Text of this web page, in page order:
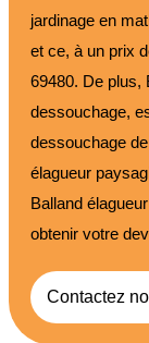
jardinage en
et ce, à un prix
69480. De plus,
dessouchage,
dessouchage
élagueur
Balland
obtenir votre
Contactez